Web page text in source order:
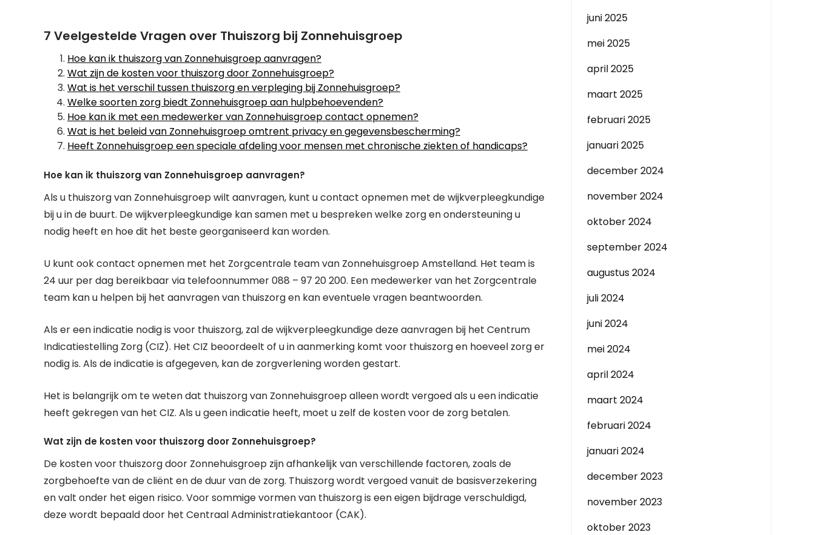
7 Veelgestelde Vragen over Thuiszorg bij Zonnehuisgroep
Hoe kan ik thuiszorg van Zonnehuisgroep aanvragen?
Wat zijn de kosten voor thuiszorg door Zonnehuisgroep?
Wat is het verschil tussen thuiszorg en verpleging bij Zonnehuisgroep?
Welke soorten zorg biedt Zonnehuisgroep aan hulpbehoevenden?
Hoe kan ik met een medewerker van Zonnehuisgroep contact opnemen?
Wat is het beleid van Zonnehuisgroep omtrent privacy en gegevensbescherming?
Heeft Zonnehuisgroep een speciale afdeling voor mensen met chronische ziekten of handicaps?
Hoe kan ik thuiszorg van Zonnehuisgroep aanvragen?
Als u thuiszorg van Zonnehuisgroep wilt aanvragen, kunt u contact opnemen met de wijkverpleegkundige
bij u in de buurt. De wijkverpleegkundige kan samen met u bespreken welke zorg en ondersteuning u
nodig heeft en hoe dit het beste georganiseerd kan worden.
U kunt ook contact opnemen met het Zorgcentrale team van Zonnehuisgroep Amstelland. Het team is
24 uur per dag bereikbaar via telefoonnummer 088 – 97 20 200. Een medewerker van het Zorgcentrale
team kan u helpen bij het aanvragen van thuiszorg en kan eventuele vragen beantwoorden.
Als er een indicatie nodig is voor thuiszorg, zal de wijkverpleegkundige deze aanvragen bij het Centrum
Indicatiestelling Zorg (CIZ). Het CIZ beoordeelt of u in aanmerking komt voor thuiszorg en hoeveel zorg er
nodig is. Als de indicatie is afgegeven, kan de zorgverlening worden gestart.
Het is belangrijk om te weten dat thuiszorg van Zonnehuisgroep alleen wordt vergoed als u een indicatie
heeft gekregen van het CIZ. Als u geen indicatie heeft, moet u zelf de kosten voor de zorg betalen.
Wat zijn de kosten voor thuiszorg door Zonnehuisgroep?
De kosten voor thuiszorg door Zonnehuisgroep zijn afhankelijk van verschillende factoren, zoals de
zorgbehoefte van de cliënt en de duur van de zorg. Thuiszorg wordt vergoed vanuit de basisverzekering
en valt onder het eigen risico. Voor sommige vormen van thuiszorg is een eigen bijdrage verschuldigd,
deze wordt bepaald door het Centraal Administratiekantoor (CAK).
juni 2025
mei 2025
april 2025
maart 2025
februari 2025
januari 2025
december 2024
november 2024
oktober 2024
september 2024
augustus 2024
juli 2024
juni 2024
mei 2024
april 2024
maart 2024
februari 2024
januari 2024
december 2023
november 2023
oktober 2023